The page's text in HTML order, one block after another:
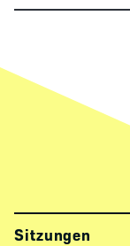
Sitzungen